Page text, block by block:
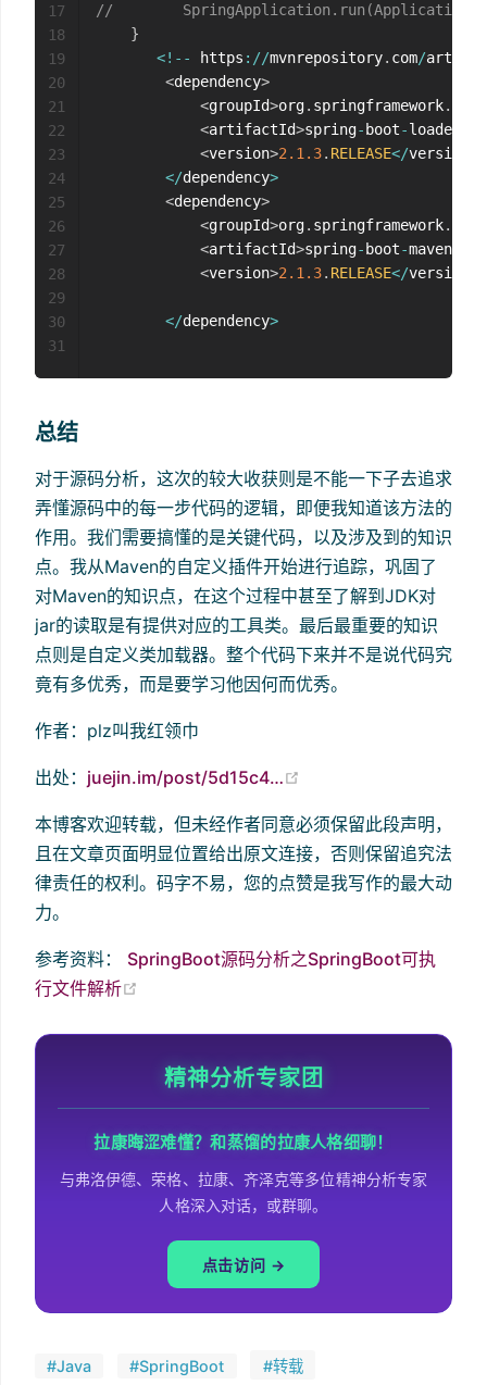
//
}
<! -- https : //mvnrepository. com/
<dependency>
<groupId>org. springframework.
<artifactId>spring- boot-loader
<version>2.1 .3. RELEASE</version
</dependency>
<dependency>
<groupId>org. springframework.
<artifactId>spring- boot-maven
<version>2.1 .3. RELEASE</version
</dependency>
17
18
19
20
21
22
23
24
25
26
27
28
29
30
31
总结
对于源码分析，这次的较大收获则是不能一下子去追求
弄懂源码中的每一步代码的逻辑，即便我知道该方法的
作用。我们需要搞懂的是关键代码，以及涉及到的知识
点。我从Maven的自定义插件开始进行追踪，巩固了
对Maven的知识点，在这个过程中甚至了解到JDK对
jar的读取是有提供对应的工具类。最后最重要的知识
点则是自定义类加载器。整个代码下来并不是说代码究
竟有多优秀，而是要学习他因何而优秀。
作者：plz叫我红领巾
出处： juejin.im/post/5d15c4…
本博客欢迎转载，但未经作者同意必须保留此段声明，
且在文章页面明显位置给出原文连接，否则保留追究法
律责任的权利。码字不易，您的点赞是我写作的最大动
力。
参考资料： SpringBoot源码分析之SpringBoot可执
行文件解析
精神分析专家团
拉康晦涩难懂？和蒸馏的拉康人格细聊！
与弗洛伊德、荣格、拉康、齐泽克等多位精神分析专家
人格深入对话，或群聊。
点击访问 →
#Java #SpringBoot #转载